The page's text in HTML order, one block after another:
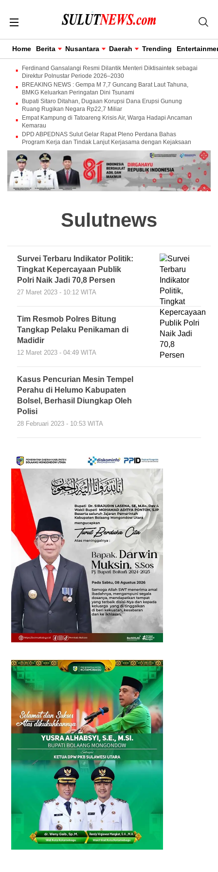
Home Berita Nusantara Daerah Trending
Ferdinand Gansalangi Resmi Dilantik Menteri Diktisaintek sebagai
Direktur Polnustar Periode 2026–2030
BREAKING NEWS : Gempa M 7,7 Guncang Barat Laut Tahuna,
BMKG Keluarkan Peringatan Dini Tsunami
Bupati Sitaro Ditahan, Dugaan Korupsi Dana Erupsi Gunung
Ruang Rugikan Negara Rp22,7 Miliar
Empat Kampung di Tatoareng Krisis Air, Warga Hadapi Ancaman
Kemarau
DPD ABPEDNAS Sulut Gelar Rapat Pleno Perdana Bahas
Program Kerja dan Tindak Lanjut Kerjasama dengan Kejaksaan
Sulutnews
Survei Terbaru Indikator Politik:
Tingkat Kepercayaan Publik
Polri Naik Jadi 70,8 Persen
27 Maret 2023 - 10:12 WITA
Tim Resmob Polres Bitung
Tangkap Pelaku Penikaman di
Madidir
12 Maret 2023 - 04:49 WITA
Kasus Pencurian Mesin Tempel
Perahu di Helumo Kabupaten
Bolsel, Berhasil Diungkap Oleh
Polisi
28 Februari 2023 - 10:53 WITA